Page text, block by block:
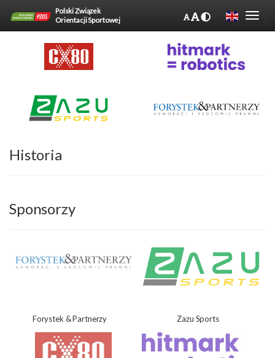
Polski Związek
Orientacji Sportowej
Historia
Sponsorzy
Forystek & Partnerzy Zazu Sports